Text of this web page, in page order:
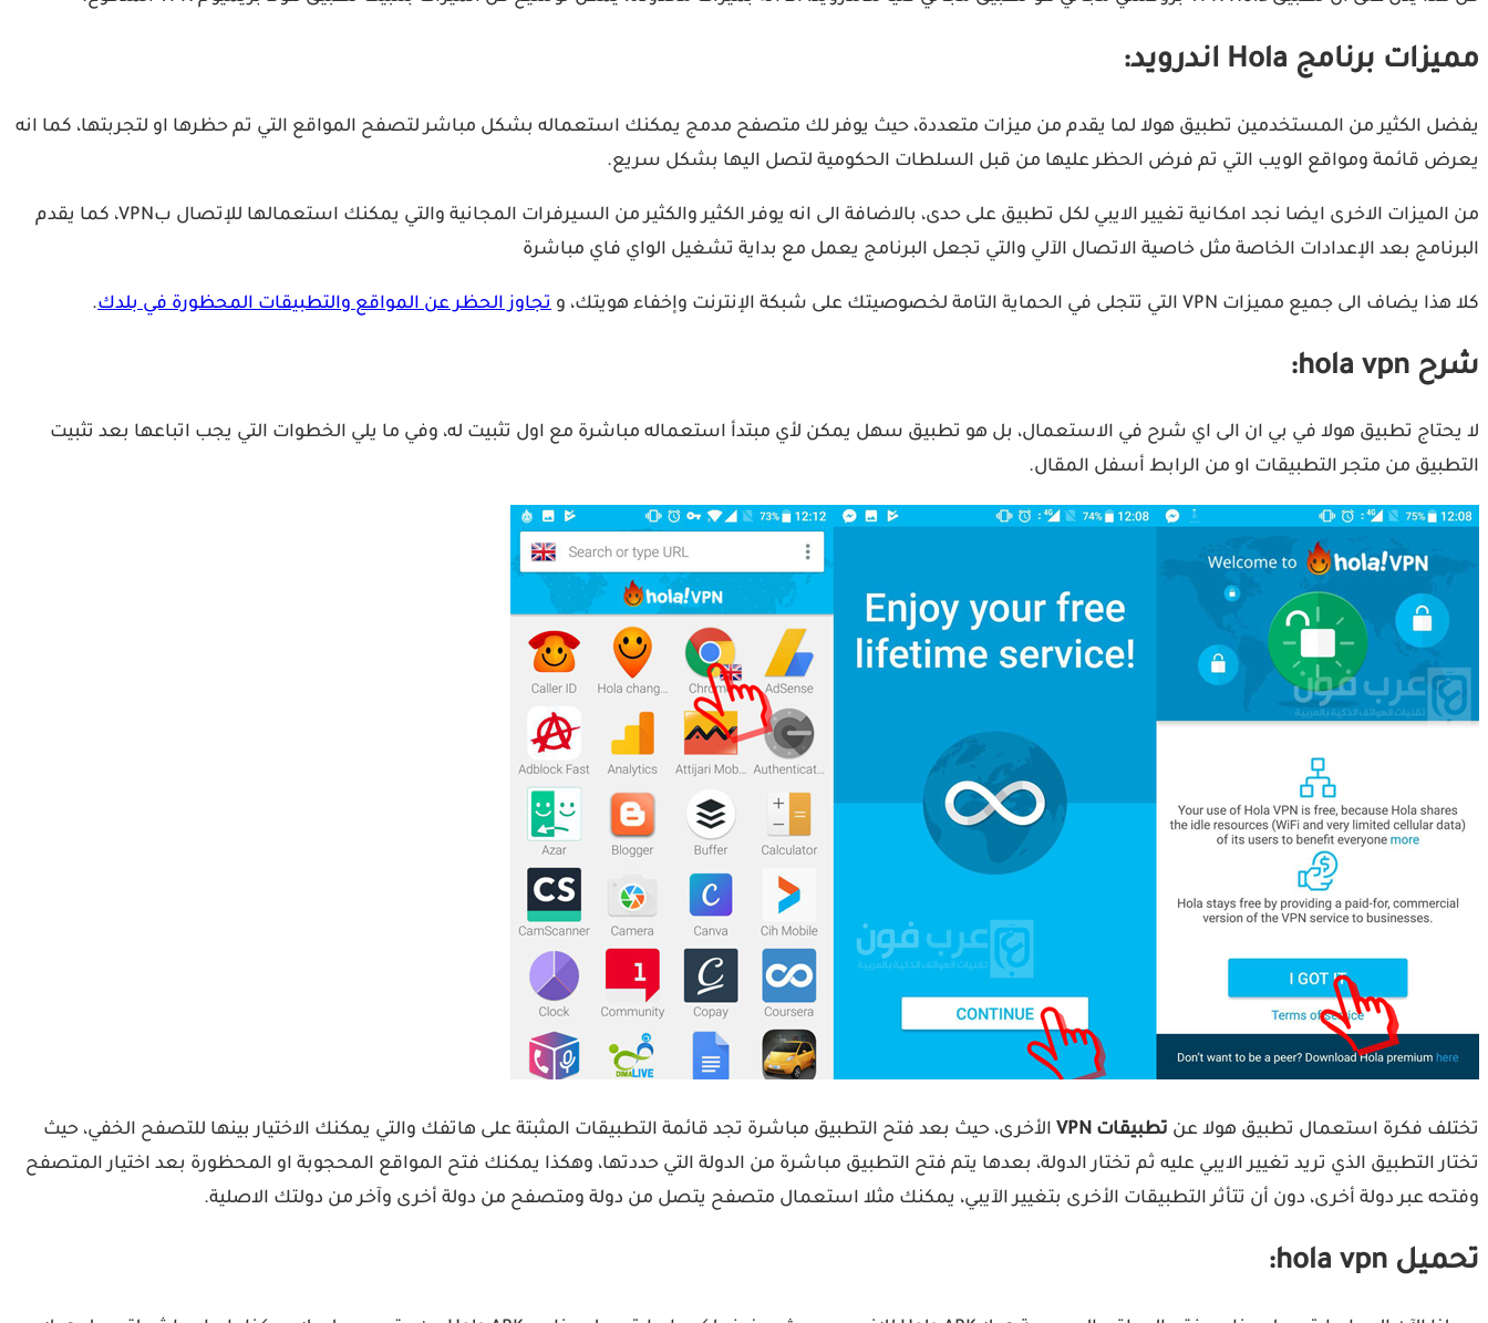
مميزات برنامج Hola اندرويد:
يفضل الكثير من المستخدمين تطبيق هولا لما يقدم من ميزات متعددة، حيث يوفر لك متصفح مدمج يمكنك استعماله بشكل مباشر لتصفح المواقع التي تم حظرها او لتجربتها، كما انه
يعرض قائمة ومواقع الويب التي تم فرض الحظر عليها من قبل السلطات الحكومية لتصل اليها بشكل سريع.
من الميزات الاخرى ايضا نجد امكانية تغيير الايبي لكل تطبيق على حدى، بالاضافة الى انه يوفر الكثير والكثير من السيرفرات المجانية والتي يمكنك استعمالها للإتصال بVPN، كما يقدم
البرنامج بعد الإعدادات الخاصة مثل خاصية الاتصال الآلي والتي تجعل البرنامج يعمل مع بداية تشغيل الواي فاي مباشرة
كلا هذا يضاف الى جميع مميزات VPN التي تتجلى في الحماية التامة لخصوصيتك على شبكة الإنترنت وإخفاء هويتك، و تجاوز الحظر عن المواقع والتطبيقات المحظورة في بلدك.
شرح hola vpn:
لا يحتاج تطبيق هولا في بي ان الى اي شرح في الاستعمال، بل هو تطبيق سهل يمكن لأي مبتدأ استعماله مباشرة مع اول تثبيت له، وفي ما يلي الخطوات التي يجب اتباعها بعد تثبيت
التطبيق من متجر التطبيقات او من الرابط أسفل المقال.
تختلف فكرة استعمال تطبيق هولا عن تطبيقات VPN
الأخرى، حيث بعد فتح التطبيق مباشرة تجد قائمة التطبيقات المثبتة على هاتفك والتي يمكنك الاختيار بينها للتصفح الخفي، حيث
تختار التطبيق الذي تريد تغيير الايبي عليه ثم تختار الدولة، بعدها يتم فتح التطبيق مباشرة من الدولة التي حددتها، وهكذا يمكنك فتح المواقع المحجوبة او المحظورة بعد اختيار المتصفح
وفتحه عبر دولة أخرى، دون أن تتأثر التطبيقات الأخرى بتغيير الآيبي، يمكنك مثلا استعمال متصفح يتصل من دولة ومتصفح من دولة أخرى وآخر من دولتك الاصلية.
تحميل hola vpn: